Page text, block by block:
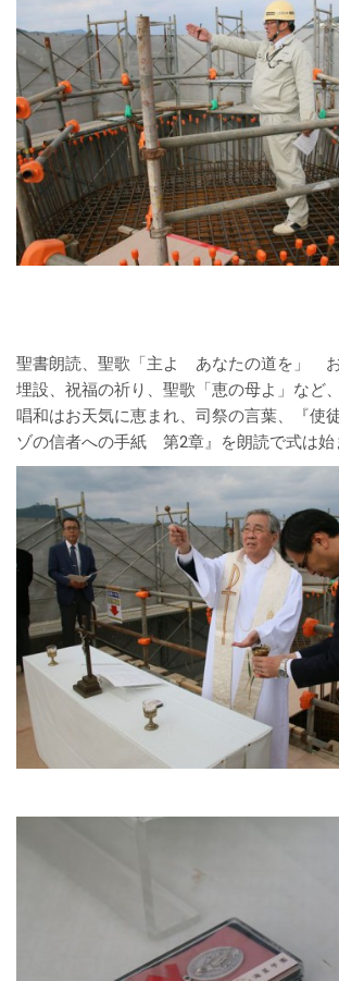
聖書朗読、聖歌「主よ あなたの道を」
埋設、祝福の祈り、聖歌「恵の母よ」など
唱和はお天気に恵まれ、司祭の言葉、『使
ゾの信者への手紙 第2章』を朗読で式は始